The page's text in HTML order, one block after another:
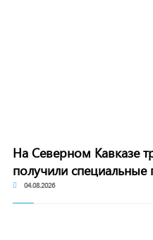
На Северном Кавказе
получили специальные
04.08.2026